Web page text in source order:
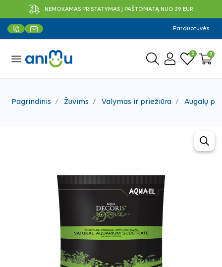
NEMOKAMAS PRISTATYMAS Į PAŠTOMATĄ NUO 39 EUR
Parduotuvės
menu 0 0
Pagrindinis Žuvims Valymas ir priežiūra Augalų